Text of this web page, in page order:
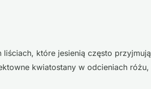
które jesienią często przyjmują
kwiatostany w odcieniach różu,